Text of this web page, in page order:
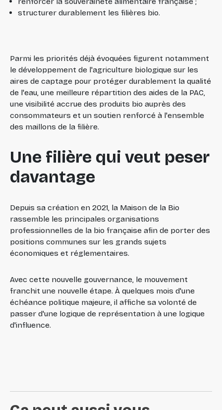
structurer durablement les filières bio.
Parmi les priorités déjà évoquées figurent notamment
le développement de l'agriculture biologique sur les
aires de captage pour protéger durablement la qualité
de l'eau, une meilleure répartition des aides de la PAC,
une visibilité accrue des produits bio auprès des
consommateurs et un soutien renforcé à l'ensemble
des maillons de la filière.
Une filière qui veut peser
davantage
Depuis sa création en 2021, la Maison de la Bio
rassemble les principales organisations
professionnelles de la bio française afin de porter des
positions communes sur les grands sujets
économiques et réglementaires.
Avec cette nouvelle gouvernance, le mouvement
franchit une nouvelle étape. À quelques mois d'une
échéance politique majeure, il affiche sa volonté de
passer d'une logique de représentation à une logique
d'influence.